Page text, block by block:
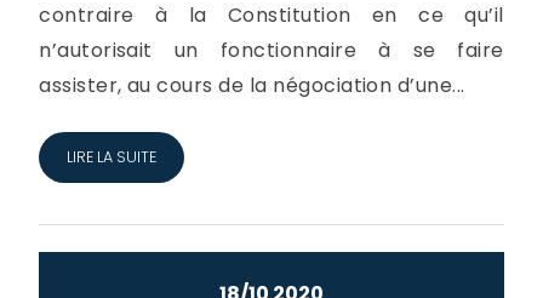
contraire à la Constitution en ce qu’il
n’autorisait un fonctionnaire à se faire
assister, au cours de la négociation d’une...
LIRE LA SUITE